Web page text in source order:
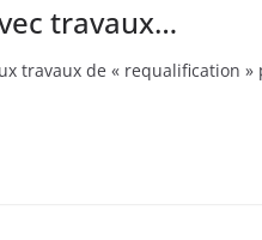
travaux…
travaux de « requalification